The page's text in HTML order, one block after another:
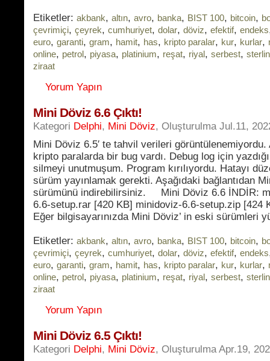
Etiketler: akbank, altın, avro, banka, BIST 100, bitcoin,
çevrimiçi, çeyrek, cumhuriyet, dolar, döviz, efektif, endeks
euro, garanti, gram, hamit, has, kripto paralar, kur, kurlar,
online, petrol, piyasa, platinium, reşat, riyal, serbest, sterlin
ziraat
Yorum Yapın
Mini Döviz 6.6 Çıktı!
Kategori Delphi, Mini Döviz, Oluşturulma Jul.11,
Mini Döviz 6.5′ te tahvil verileri görüntülenemiyordu.
kripto paralarda bir bug vardı. Debug log için
silmeyi unutmuşum. Program kırılıyordu. Hatayı
sürüm yayınlamak gerekti. Aşağıdaki bağlantıdan
sürümünü indirebilirsiniz. Mini Döviz 6.6 İNDİR:
6.6-setup.rar [420 KB] minidoviz-6.6-setup.zip [424
Eğer bilgisayarınızda Mini Döviz’ in eski sürümleri
Etiketler: akbank, altın, avro, banka, BIST 100, bitcoin,
çevrimiçi, çeyrek, cumhuriyet, dolar, döviz, efektif, endeks
euro, garanti, gram, hamit, has, kripto paralar, kur, kurlar,
online, petrol, piyasa, platinium, reşat, riyal, serbest, sterlin
ziraat
Yorum Yapın
Mini Döviz 6.5 Çıktı!
Kategori Delphi, Mini Döviz, Oluşturulma Apr.19,